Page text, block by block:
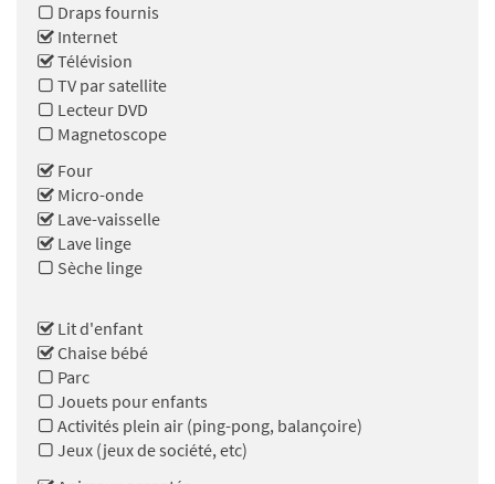
Draps fournis
Internet
Télévision
TV par satellite
Lecteur DVD
Magnetoscope
Four
Micro-onde
Lave-vaisselle
Lave linge
Sèche linge
Lit d'enfant
Chaise bébé
Parc
Jouets pour enfants
Activités plein air (ping-pong, balançoire)
Jeux (jeux de société, etc)